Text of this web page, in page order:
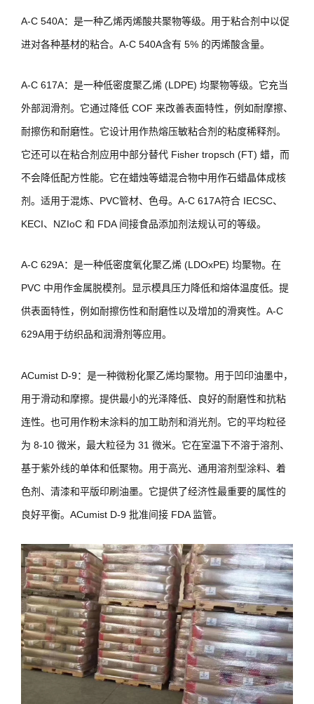
A-C 540A：是一种乙烯丙烯酸共聚物等级。用于粘合剂中以促
进对各种基材的粘合。A-C 540A含有 5% 的丙烯酸含量。
A-C 617A：是一种低密度聚乙烯 (LDPE) 均聚物等级。它充当
外部润滑剂。它通过降低 COF 来改善表面特性，例如耐摩擦、
耐擦伤和耐磨性。它设计用作热熔压敏粘合剂的粘度稀释剂。
它还可以在粘合剂应用中部分替代 Fisher tropsch (FT) 蜡，而
不会降低配方性能。它在蜡烛等蜡混合物中用作石蜡晶体成核
剂。适用于混炼、PVC管材、色母。A-C 617A符合 IECSC、
KECI、NZIoC 和 FDA 间接食品添加剂法规认可的等级。
A-C 629A：是一种低密度氧化聚乙烯 (LDOxPE) 均聚物。在
PVC 中用作金属脱模剂。显示模具压力降低和熔体温度低。提
供表面特性，例如耐擦伤性和耐磨性以及增加的滑爽性。A-C
629A用于纺织品和润滑剂等应用。
ACumist D-9：是一种微粉化聚乙烯均聚物。用于凹印油墨中，
用于滑动和摩擦。提供最小的光泽降低、良好的耐磨性和抗粘
连性。也可用作粉末涂料的加工助剂和消光剂。它的平均粒径
为 8-10 微米，最大粒径为 31 微米。它在室温下不溶于溶剂、
基于紫外线的单体和低聚物。用于高光、通用溶剂型涂料、着
色剂、清漆和平版印刷油墨。它提供了经济性最重要的属性的
良好平衡。ACumist D-9 批准间接 FDA 监管。